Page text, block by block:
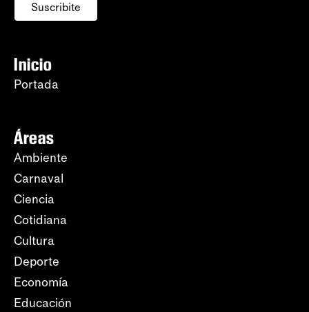
Suscribite
Inicio
Portada
Áreas
Ambiente
Carnaval
Ciencia
Cotidiana
Cultura
Deporte
Economía
Educación